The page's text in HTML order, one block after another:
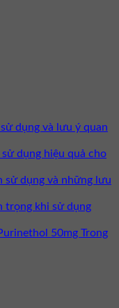
dụng và lưu ý quan
dụng hiệu quả cho
sử dụng và những lưu
trọng khi sử dụng
50mg Trong